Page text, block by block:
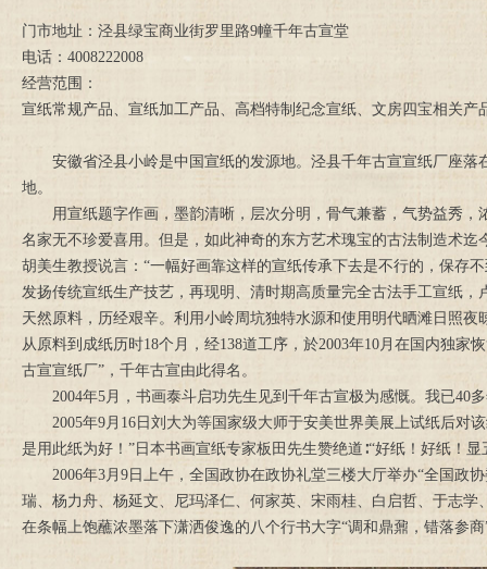
门市地址：泾县绿宝商业街罗里路9幢千年古宣堂
电话：4008222008
经营范围：
宣纸常规产品、宣纸加工产品、高档特制纪念宣纸、文房四宝相关产
安徽省泾县小岭是中国宣纸的发源地。泾县千年古宣宣纸厂座
地。
用宣纸题字作画，墨韵清晰，层次分明，骨气兼蓄，气势益秀，
名家无不珍爱喜用。但是，如此神奇的东方艺术瑰宝的古法制造术
胡美生教授说言：“一幅好画靠这样的宣纸传承下去是不行的，保存
发扬传统宣纸生产技艺，再现明、清时期高质量完全古法手工宣纸
天然原料，历经艰辛。利用小岭周坑独特水源和使用明代晒滩日照
从原料到成纸历时18个月，经138道工序，於2003年10月在国内独
古宣宣纸厂”，千年古宣由此得名。
2004年5月，书画泰斗启功先生见到千年古宣极为感慨。我已40
2005年9月16日刘大为等国家级大师于安美世界美展上试纸后对
是用此纸为好！”日本书画宣纸专家板田先生赞绝道∶“好纸！好纸！
2006年3月9日上午，全国政协在政协礼堂三楼大厅举办“全国政
瑞、杨力舟、杨延文、尼玛泽仁、何家英、宋雨桂、白启哲、于志
在条幅上饱蘸浓墨落下潇洒俊逸的八个行书大字“调和鼎鼐，错落参商